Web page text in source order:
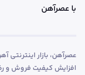
با عصرآهن
عصرآهن، بازار اینترنتی
افزایش کیفیت فروش و